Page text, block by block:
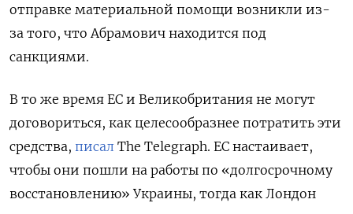
отправке материальной помощи возникли из-
за того, что Абрамович находится под
санкциями.
В то же время ЕС и Великобритания не могут
договориться, как целесообразнее потратить эти
средства, писал The Telegraph. ЕС настаивает,
чтобы они пошли на работы по «долгосрочному
восстановлению» Украины, тогда как Лондон